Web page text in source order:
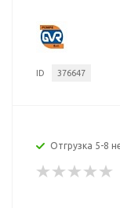
ID 376647
Отгрузка 5-8